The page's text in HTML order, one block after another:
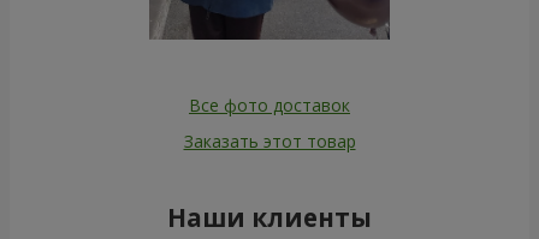
Все фото доставок
Заказать этот товар
Наши клиенты